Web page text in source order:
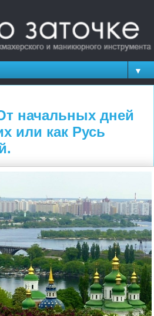
▼
начальных дней
или как Русь